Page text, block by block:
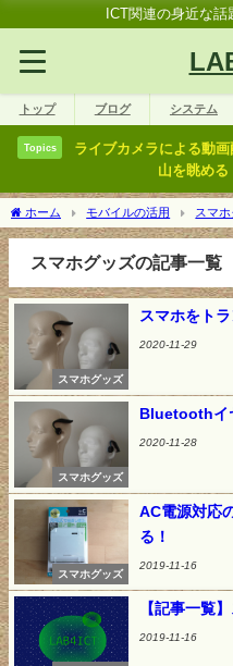
ICT関連の身近な話
トップ ブログ システム
Topics
ライブカメラによる動
山を眺める
ホーム モバイルの活用 スマ
スマホグッズの記事一覧
スマホグッズ
スマホをト
2020-11-29
スマホグッズ
Bluetoothイ
2020-11-28
スマホグッズ
AC電源対応
る！
2019-11-16
【記事一覧
2019-11-16